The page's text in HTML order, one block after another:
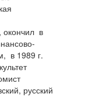
окончил в
в 1989 г.
русский